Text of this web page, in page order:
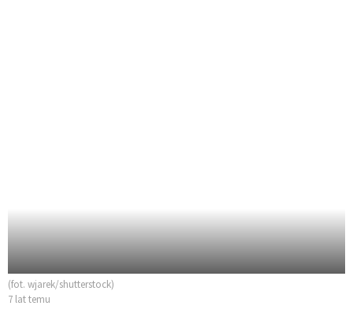
(fot. wjarek/shutterstock)
7 lat temu